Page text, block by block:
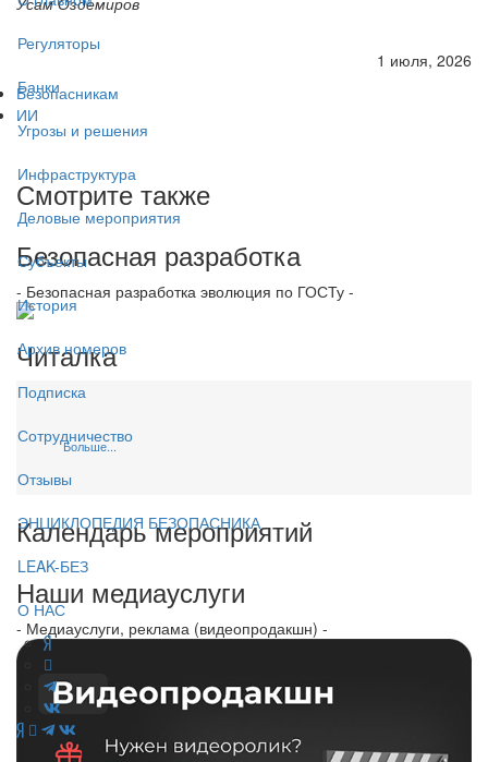
Регуляторы
Банки
Угрозы и решения
Инфраструктура
Деловые мероприятия
Субъекты
История
Архив номеров
Подписка
Сотрудничество
Отзывы
ЭНЦИКЛОПЕДИЯ БЕЗОПАСНИКА
LEAK-БЕЗ
О НАС
1 июля, 2026
Безопасникам
ИИ
Смотрите также
Безопасная разработка
- Безопасная разработка эволюция по ГОСТу -
Читалка
Больше...
Календарь мероприятий
Наши медиауслуги
- Медиауслуги, реклама (видеопродакшн) -